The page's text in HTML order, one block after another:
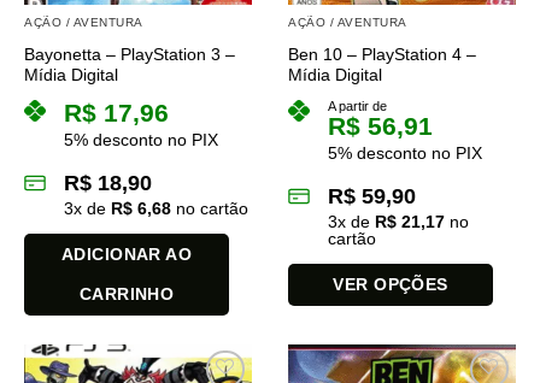
AÇÃO / AVENTURA
Bayonetta – PlayStation 3 –
Mídia Digital
R$ 17,96
5% desconto no PIX
R$ 18,90
3x de R$ 6,68 no cartão
ADICIONAR AO
CARRINHO
AÇÃO / AVENTURA
Ben 10 – PlayStation 4 –
Mídia Digital
A partir de
R$ 56,91
5% desconto no PIX
R$ 59,90
3x de R$ 21,17 no
cartão
VER OPÇÕES
produto
tem